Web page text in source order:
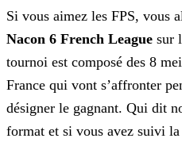
Si vous aimez les FPS, vous
Nacon 6 French League sur
tournoi est composé des 8
France qui vont s’affronter
désigner le gagnant. Qui dit
format et si vous avez suivi